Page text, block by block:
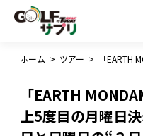
ホーム > ツアー >
「EARTH
上5度目の月曜日